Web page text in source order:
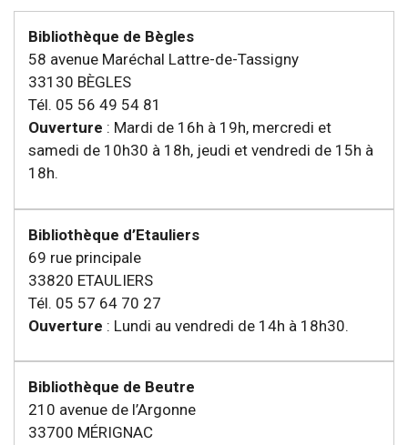
Bibliothèque de Bègles
58 avenue Maréchal Lattre-de-Tassigny
33130 BÈGLES
Tél. 05 56 49 54 81
Ouverture : Mardi de 16h à 19h, mercredi et
samedi de 10h30 à 18h, jeudi et vendredi de 15h à
18h.
Bibliothèque d’Etauliers
69 rue principale
33820 ETAULIERS
Tél. 05 57 64 70 27
Ouverture : Lundi au vendredi de 14h à 18h30.
Bibliothèque de Beutre
210 avenue de l’Argonne
33700 MÉRIGNAC